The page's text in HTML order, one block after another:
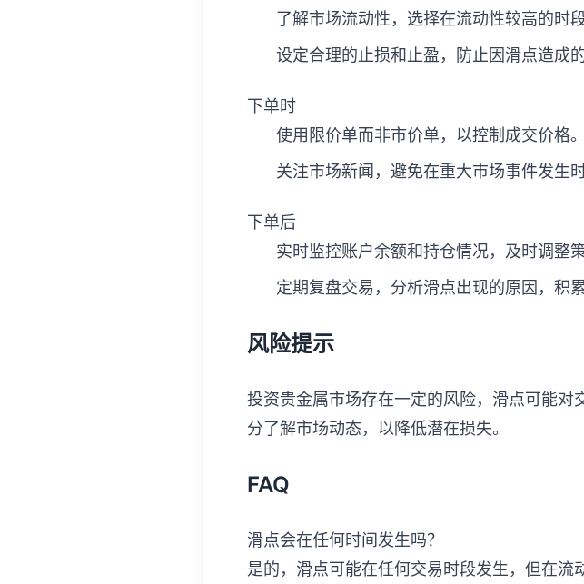
了解市场流动性，选择在流动性较高的时
设定合理的止损和止盈，防止因滑点造成
下单时
使用限价单而非市价单，以控制成交价格。
关注市场新闻，避免在重大市场事件发生时
下单后
实时监控账户余额和持仓情况，及时调整策
定期复盘交易，分析滑点出现的原因，积累
风险提示
投资贵金属市场存在一定的风险，滑点可能
分了解市场动态，以降低潜在损失。
FAQ
滑点会在任何时间发生吗？
是的，滑点可能在任何交易时段发生，但在流